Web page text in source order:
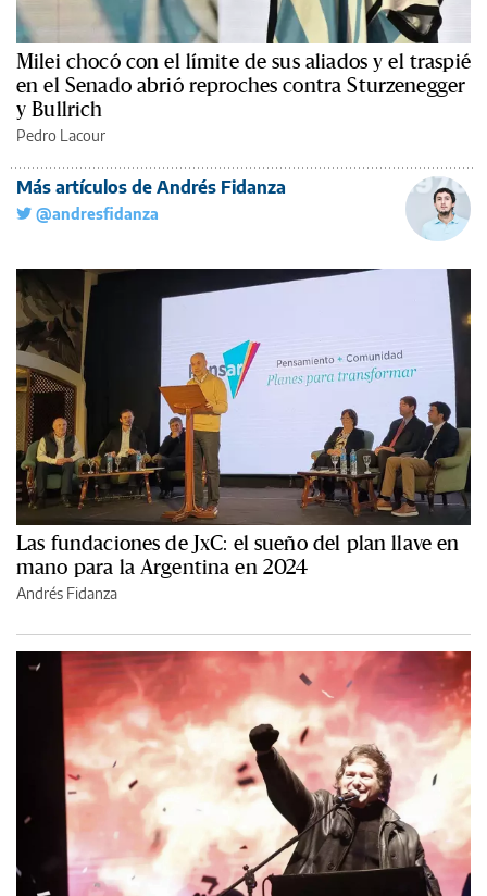
Milei chocó con el límite de sus aliados y el traspié
en el Senado abrió reproches contra Sturzenegger
y Bullrich
Pedro Lacour
Más artículos de Andrés Fidanza
@andresfidanza
Las fundaciones de JxC: el sueño del plan llave en
mano para la Argentina en 2024
Andrés Fidanza